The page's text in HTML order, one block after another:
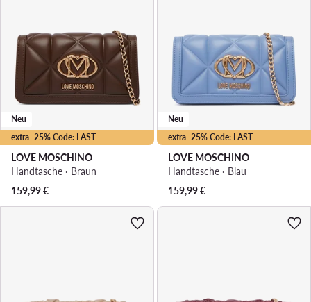
extra -25% Code: LAST
Neu
LOVE MOSCHINO
Handtasche · Braun
159,99€
extra -25% Code: LAST
Neu
LOVE MOSCHINO
Handtasche · Blau
159,99€